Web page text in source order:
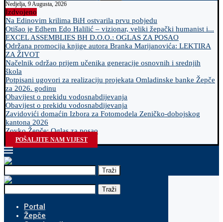
Nedjelja, 9 Augusta, 2026
Izdvojeno
Na Edinovim krilima BiH ostvarila prvu pobjedu
Otišao je Edhem Edo Halilić – vizionar, veliki žepački humanist i...
EXCEL ASSEMBLIES BH D.O.O.: OGLAS ZA POSAO
Održana promocija knjige autora Branka Marijanovića: LEKTIRA
ZA ŽIVOT
Načelnik održao prijem učenika generacije osnovnih i srednjih
škola
Potpisani ugovori za realizaciju projekata Omladinske banke Žepče
za 2026. godinu
Obavijest o prekidu vodosnabdijevanja
Obavijest o prekidu vodosnabdijevanja
Zavidovići domaćin Izbora za Fotomodela Zeničko-dobojskog
kantona 2026
Zovko Žepče: Oglas za posao
POŠALJITE NAM VIJEST
Traži
Traži
Portal
Žepče